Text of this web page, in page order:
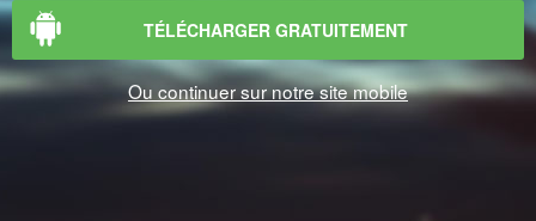
TÉLÉCHARGER GRATUITEMENT
Ou continuer sur notre site mobile